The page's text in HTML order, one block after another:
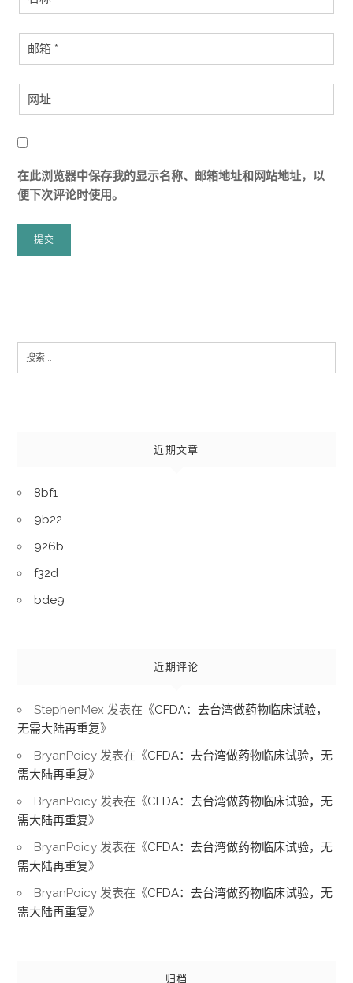
在此浏览器中保存我的显示名称、邮箱地址和网站地址，以
便下次评论时使用。
Search
近期文章
8bf1
9b22
926b
f32d
bde9
近期评论
StephenMex 发表在《CFDA：去台湾做药物临床试验，
无需大陆再重复》
BryanPoicy 发表在《CFDA：去台湾做药物临床试验，无
需大陆再重复》
BryanPoicy 发表在《CFDA：去台湾做药物临床试验，无
需大陆再重复》
BryanPoicy 发表在《CFDA：去台湾做药物临床试验，无
需大陆再重复》
BryanPoicy 发表在《CFDA：去台湾做药物临床试验，无
需大陆再重复》
归档